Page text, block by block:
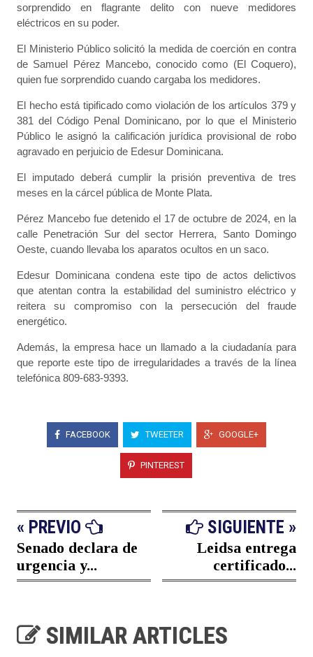
sorprendido en flagrante delito con nueve medidores
eléctricos en su poder.
El Ministerio Público solicitó la medida de coerción en contra
de Samuel Pérez Mancebo, conocido como (El Coquero),
quien fue sorprendido cuando cargaba los medidores.
El hecho está tipificado como violación de los artículos 379 y
381 del Código Penal Dominicano, por lo que el Ministerio
Público le asignó la calificación jurídica provisional de robo
agravado en perjuicio de Edesur Dominicana.
El imputado deberá cumplir la prisión preventiva de tres
meses en la cárcel pública de Monte Plata.
Pérez Mancebo fue detenido el 17 de octubre de 2024, en la
calle Penetración Sur del sector Herrera, Santo Domingo
Oeste, cuando llevaba los aparatos ocultos en un saco.
Edesur Dominicana condena este tipo de actos delictivos
que atentan contra la estabilidad del suministro eléctrico y
reitera su compromiso con la persecución del fraude
energético.
Además, la empresa hace un llamado a la ciudadanía para
que reporte este tipo de irregularidades a través de la línea
telefónica 809-683-9393.
FACEBOOK TWEETER GOOGLE+
PINTEREST
« PREVIO
Senado declara de
urgencia y...
SIGUIENTE »
Leidsa entrega
certificado...
SIMILAR ARTICLES